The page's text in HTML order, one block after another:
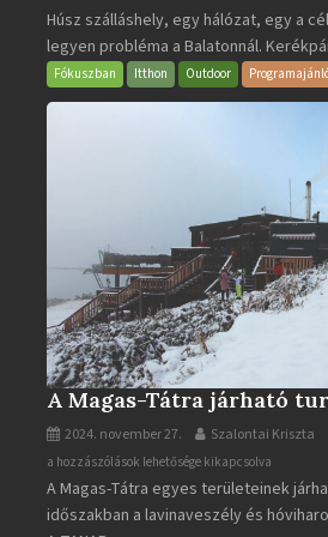
bejegyzéshez
Húsz szálláshely, egy hálózat, egy a
legyen probléma a Balatonnál.
Fókuszban Itthon Outdoor
A Magas-Tátra járható
2024. november 27. Szalontai Kriszta
A
Magas-
Tátra
a hozzászólások lehetősége kikapcsolva
A Magas-Tátra egyes területeinek
időszakban a lavinaveszély és